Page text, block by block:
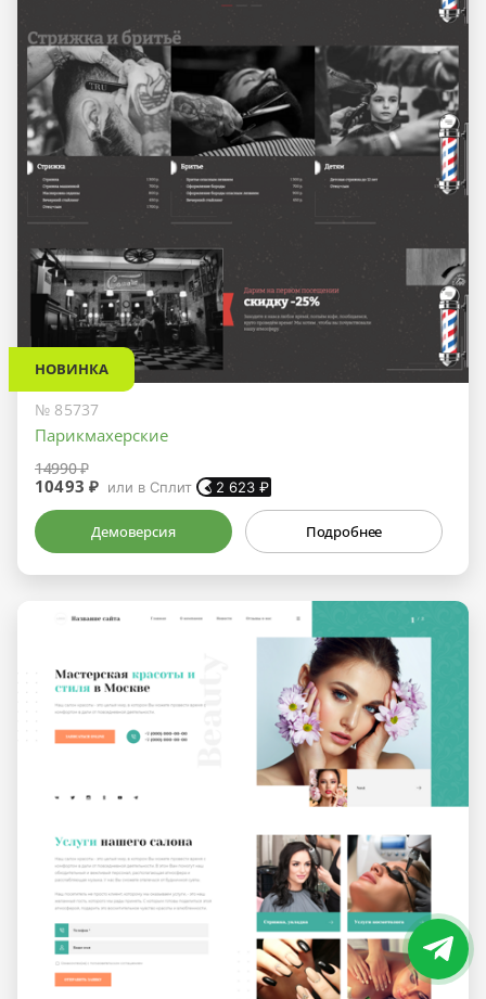
НОВИНКА
№ 85737
Парикмахерские
14990 ₽
10493 ₽ или в Сплит 2 623 ₽
Демоверсия Подробнее